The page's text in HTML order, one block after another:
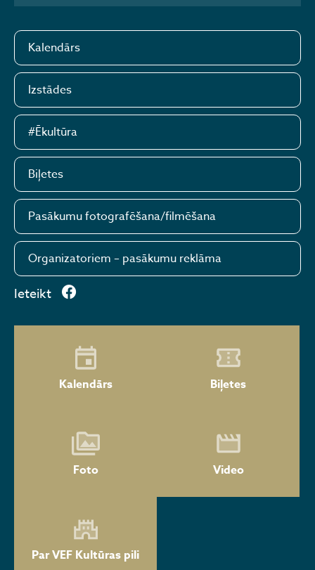
Kalendārs
Izstādes
#Ēkultūra
Biļetes
Pasākumu fotografēšana/filmēšana
Organizatoriem – pasākumu reklāma
Ieteikt
Kalendārs Biļetes
Foto Video
Par VEF Kultūras pili